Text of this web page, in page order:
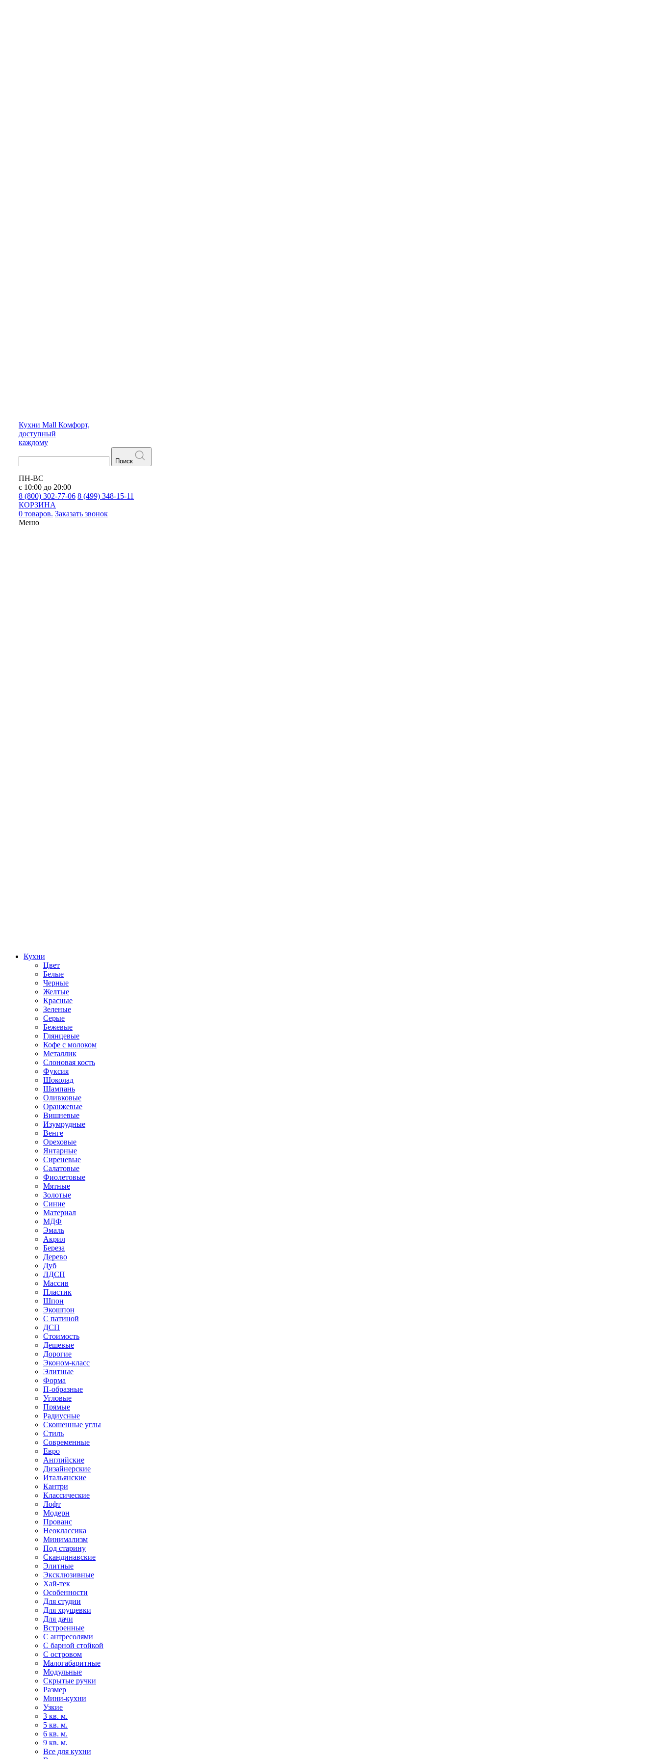
Кухни Mall Комфорт,
доступный
каждому
Поиск
ПН-ВС
с 10:00 до 20:00
8 (800) 302-77-06 8 (499) 348-15-11
КОРЗИНА
0 товаров. Заказать звонок
Меню
Кухни
Цвет
Белые
Черные
Желтые
Красные
Зеленые
Серые
Бежевые
Глянцевые
Кофе с молоком
Металлик
Слоновая кость
Фуксия
Шоколад
Шампань
Оливковые
Оранжевые
Вишневые
Изумрудные
Венге
Ореховые
Янтарные
Сиреневые
Салатовые
Фиолетовые
Мятные
Золотые
Синие
Материал
МДФ
Эмаль
Акрил
Береза
Дерево
Дуб
ЛДСП
Массив
Пластик
Шпон
Экошпон
С патиной
ДСП
Стоимость
Дешевые
Дорогие
Эконом-класс
Элитные
Форма
П-образные
Угловые
Прямые
Радиусные
Скошенные углы
Стиль
Современные
Евро
Английские
Дизайнерские
Итальянские
Кантри
Классические
Лофт
Модерн
Прованс
Неоклассика
Минимализм
Под старину
Скандинавские
Элитные
Эксклюзивные
Хай-тек
Особенности
Для студии
Для хрущевки
Для дачи
Встроенные
С антресолями
С барной стойкой
С островом
Малогабаритные
Модульные
Скрытые ручки
Размер
Мини-кухни
Узкие
3 кв. м.
5 кв. м.
6 кв. м.
9 кв. м.
Все для кухни